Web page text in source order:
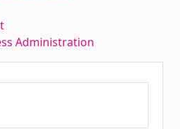
Administration